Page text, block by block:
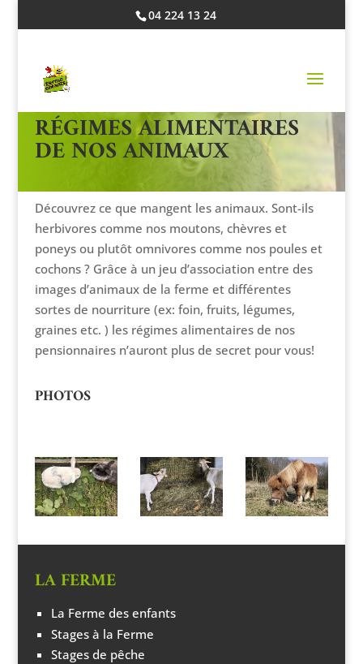
04 224 13 24
DÉCOUVERTE DES
RÉGIMES ALIMENTAIRES
DE NOS ANIMAUX
Découvrez ce que mangent les animaux. Sont-ils
herbivores comme nos moutons, chèvres et
poneys ou plutôt omnivores comme nos poules et
cochons ? Grâce à un jeu d’association entre des
images d’animaux de la ferme et différentes
sortes de nourriture (ex: foin, fruits, légumes,
graines etc. ) les régimes alimentaires de nos
pensionnaires n’auront plus de secret pour vous!
PHOTOS
LA FERME
La Ferme des enfants
Stages à la Ferme
Stages de pêche